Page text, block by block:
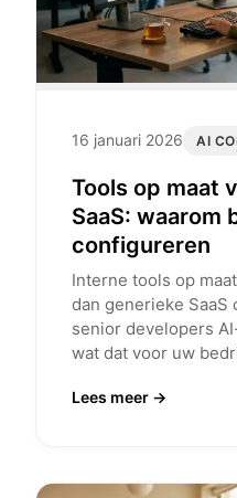
16 januari 2026 AI
Tools op maat
SaaS: waarom
configureren
Interne tools op
dan generieke SaaS
senior developers
wat dat voor uw
Lees meer →